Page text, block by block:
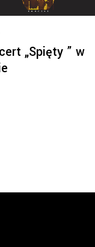
„Spięty ” w